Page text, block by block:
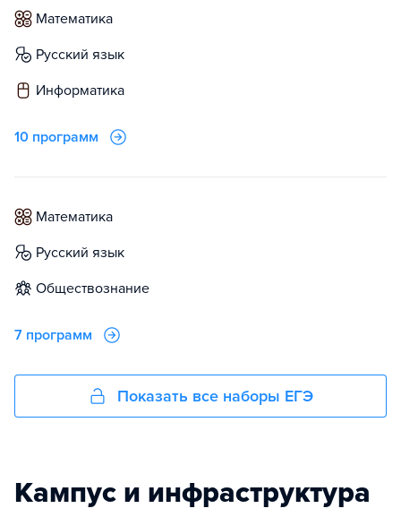
математика
русский язык
информатика
10 программ
математика
русский язык
обществознание
7 программ
Показать все наборы ЕГЭ
Кампус и инфраструктура